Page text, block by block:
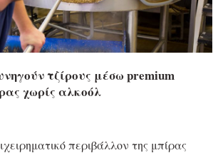
τζίρους μέσω premium
χωρίς αλκοόλ
περιβάλλον της μπίρας